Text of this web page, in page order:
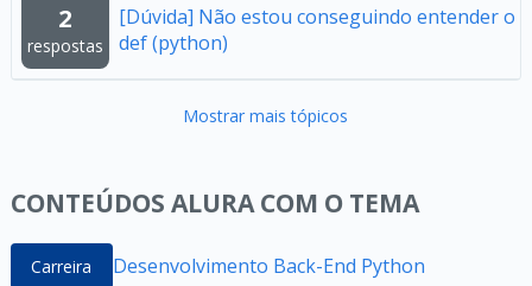
2
respostas
[Dúvida] Não estou conseguindo entender o
def (python)
Mostrar mais tópicos
CONTEÚDOS ALURA COM O TEMA
Carreira Desenvolvimento Back-End Python